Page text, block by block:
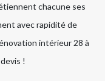
chacune ses
avec rapidité de
intérieur 28 à
!